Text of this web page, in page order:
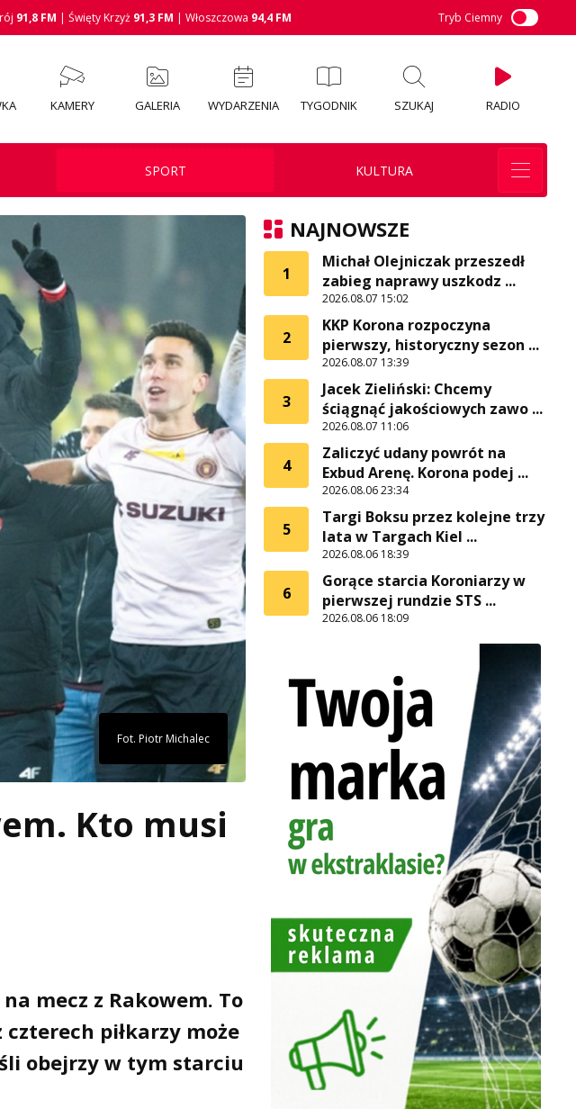
91,8 FM | Święty Krzyż 91,3 FM | Włoszczowa 94,4 FM Tryb Ciemny
KAMERY GALERIA WYDARZENIA TYGODNIK SZUKAJ RADIO
SPORT KULTURA
Fot. Piotr Michalec
Kto musi
mecz z Rakowem. To
piłkarzy może
obejrzy w tym starciu
NAJNOWSZE
1
Michał Olejniczak przeszedł
zabieg naprawy uszkodz ...
2026.08.07 15:02
2
KKP Korona rozpoczyna
pierwszy, historyczny sezon ...
2026.08.07 13:39
3
Jacek Zieliński: Chcemy
ściągnąć jakościowych zawo ...
2026.08.07 11:06
4
Zaliczyć udany powrót na
Exbud Arenę. Korona podej ...
2026.08.06 23:34
5
Targi Boksu przez kolejne trzy
lata w Targach Kiel ...
2026.08.06 18:39
6
Gorące starcia Koroniarzy w
pierwszej rundzie STS ...
2026.08.06 18:09